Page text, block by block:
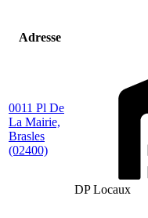
Adresse
0011 Pl De
La Mairie,
Brasles
(02400)
DP Locaux